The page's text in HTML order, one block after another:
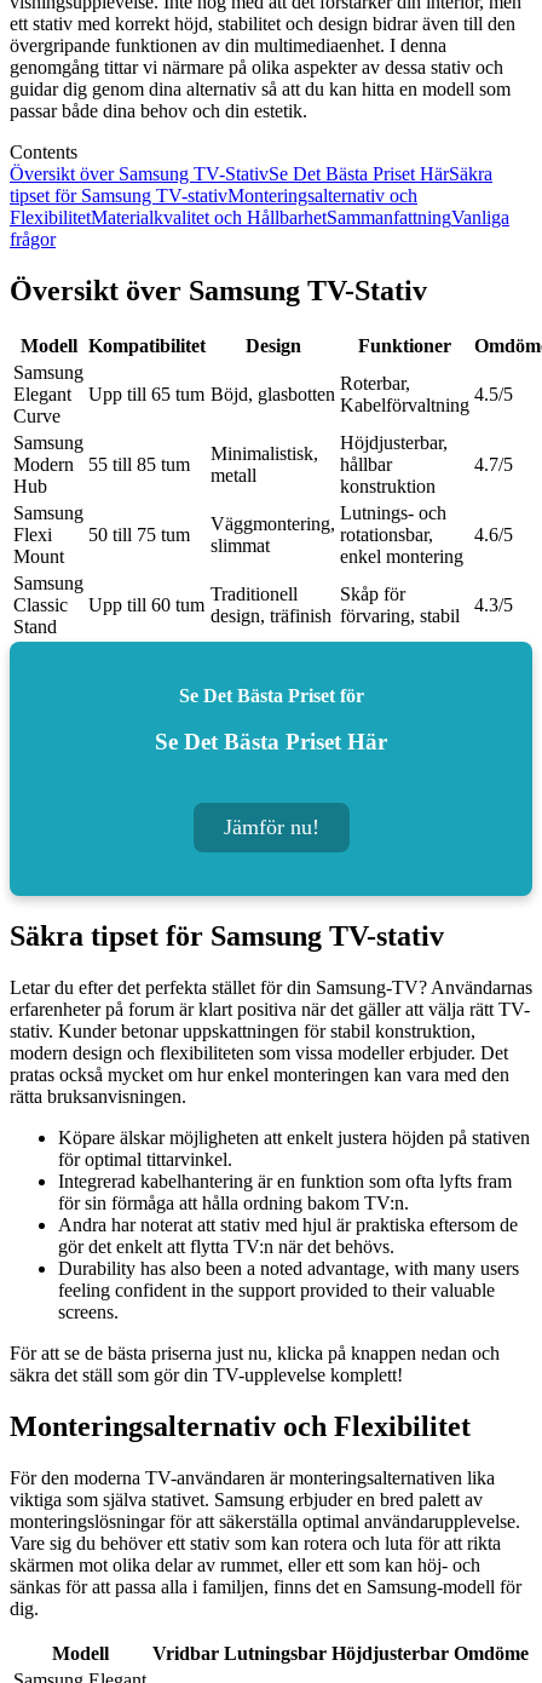
ett stativ med korrekt höjd, stabilitet och design bidrar även till den
övergripande funktionen av din multimediaenhet. I denna
genomgång tittar vi närmare på olika aspekter av dessa stativ och
guidar dig genom dina alternativ så att du kan hitta en modell som
passar både dina behov och din estetik.
Contents
Översikt över Samsung TV-StativSe Det Bästa Priset HärSäkra
tipset för Samsung TV-stativMonteringsalternativ och
FlexibilitetMaterialkvalitet och HållbarhetSammanfattningVanliga
frågor
Översikt över Samsung TV-Stativ
Modell Kompatibilitet Design Funktioner
Samsung
Elegant
Curve
Upp till 65 tum Böjd, glasbotten
Roterbar,
Kabelförvaltning
4.5/5
Samsung
Modern
Hub
55 till 85 tum
Minimalistisk,
metall
Höjdjusterbar,
hållbar
konstruktion
4.7/5
Samsung
Flexi
Mount
50 till 75 tum
Väggmontering,
slimmat
Lutnings- och
rotationsbar,
enkel montering
4.6/5
Samsung
Classic
Stand
Upp till 60 tum
Traditionell
design, träfinish
Skåp för
förvaring, stabil
4.3/5
Se Det Bästa Priset för
Se Det Bästa Priset Här
Jämför nu!
Säkra tipset för Samsung TV-stativ
Letar du efter det perfekta stället för din Samsung-TV? Användarnas
erfarenheter på forum är klart positiva när det gäller att välja rätt TV-
stativ. Kunder betonar uppskattningen för stabil konstruktion,
modern design och flexibiliteten som vissa modeller erbjuder. Det
pratas också mycket om hur enkel monteringen kan vara med den
rätta bruksanvisningen.
Köpare älskar möjligheten att enkelt justera höjden på stativen
för optimal tittarvinkel.
Integrerad kabelhantering är en funktion som ofta lyfts fram
för sin förmåga att hålla ordning bakom TV:n.
Andra har noterat att stativ med hjul är praktiska eftersom de
gör det enkelt att flytta TV:n när det behövs.
Durability has also been a noted advantage, with many users
feeling confident in the support provided to their valuable
screens.
För att se de bästa priserna just nu, klicka på knappen nedan och
säkra det ställ som gör din TV-upplevelse komplett!
Monteringsalternativ och Flexibilitet
För den moderna TV-användaren är monteringsalternativen lika
viktiga som själva stativet. Samsung erbjuder en bred palett av
monteringslösningar för att säkerställa optimal användarupplevelse.
Vare sig du behöver ett stativ som kan rotera och luta för att rikta
skärmen mot olika delar av rummet, eller ett som kan höj- och
sänkas för att passa alla i familjen, finns det en Samsung-modell för
dig.
Modell Vridbar Lutningsbar Höjdjusterbar Omdöme